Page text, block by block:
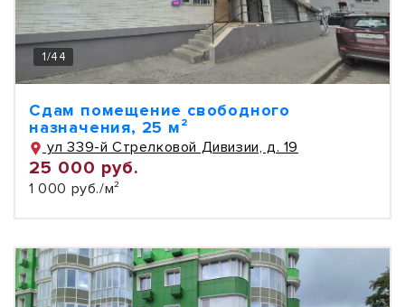
1/44
Сдам помещение свободного
назначения, 25 м²
ул 339-й Стрелковой Дивизии, д. 19
25 000 руб.
1 000 руб./м²